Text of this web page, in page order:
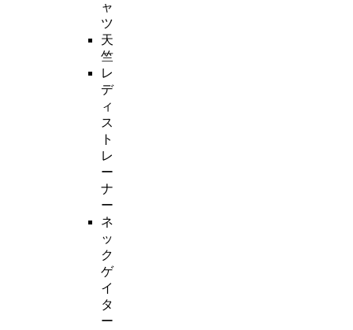
ャ
ツ
天
竺
レ
デ
ィ
ス
ト
レ
ー
ナ
ー
ネ
ッ
ク
ゲ
イ
タ
ー